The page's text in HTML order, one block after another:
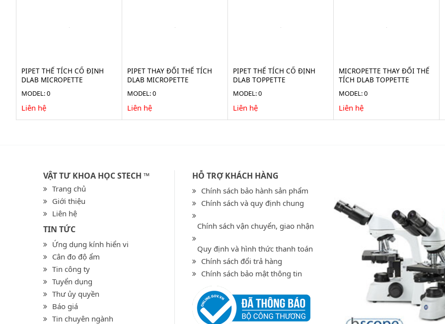
PIPET THỂ TÍCH CỐ ĐỊNH
DLAB MICROPETTE
MODEL: 0
Liên hệ
PIPET THAY ĐỔI THỂ TÍCH
DLAB MICROPETTE
MODEL: 0
Liên hệ
PIPET THỂ TÍCH CỐ ĐỊNH
DLAB TOPPETTE
MODEL: 0
Liên hệ
MICROPETTE THAY ĐỔI THỂ
TÍCH DLAB TOPPETTE
MODEL: 0
Liên hệ
VẬT TƯ KHOA HỌC STECH ™
Trang chủ
Giới thiệu
Liên hệ
TIN TỨC
Ứng dụng kính hiển vi
Cân đo độ ẩm
Tin công ty
Tuyển dụng
Thư ủy quyền
Báo giá
Tin chuyên ngành
HỖ TRỢ KHÁCH HÀNG
Chính sách bảo hành sản phẩm
Chính sách và quy định chung
Chính sách vận chuyển, giao nhận
Quy định và hình thức thanh toán
Chính sách đổi trả hàng
Chính sách bảo mật thông tin